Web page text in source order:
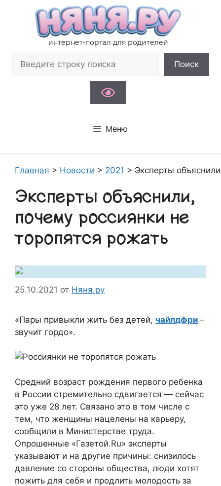
содержимому
интернет-портал для родителей
Поиск
Меню
Главная > Новости > 2021 > Эксперты
Эксперты объяснили,
почему россиянки не
торопятся рожать
25.10.2021 от Няня.ру
«Пары привыкли жить без детей, чайлдфри –
звучит гордо».
Средний возраст рождения первого ребенка
в России стремительно сдвигается — сейчас
это уже 28 лет. Связано это в том числе с
тем, что женщины нацелены на карьеру,
сообщили в Министерстве труда.
Опрошенные «Газетой.Ru» эксперты
указывают и на другие причины: снизилось
давление со стороны общества, люди хотят
пожить для себя и продлить молодость за